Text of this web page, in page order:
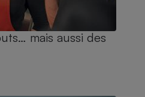
mais aussi des